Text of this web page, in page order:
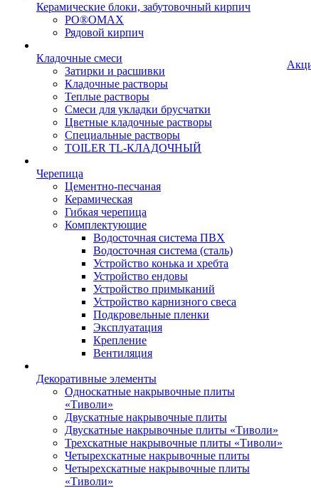
Керамические блоки, забутовочный кирпич
PO®OMAX
Рядовой кирпич
Кладочные смеси
Затирки и расшивки
Кладочные растворы
Теплые растворы
Смеси для укладки брусчатки
Цветные кладочные растворы
Специальные растворы
TOILER TL-КЛАДОЧНЫЙ
Черепица
Цементно-песчаная
Керамическая
Гибкая черепица
Комплектующие
Водосточная система ПВХ
Водосточная система (сталь)
Устройство конька и хребта
Устройство ендовы
Устройство примыканий
Устройство карнизного свеса
Подкровельные пленки
Эксплуатация
Крепление
Вентиляция
Декоративные элементы
Односкатные накрывочные плиты
«Тиволи»
Двускатные накрывочные плиты
Двускатные накрывочные плиты «Тиволи»
Трехскатные накрывочные плиты «Тиволи»
Четырехскатные накрывочные плиты
Четырехскатные накрывочные плиты
«Тиволи»